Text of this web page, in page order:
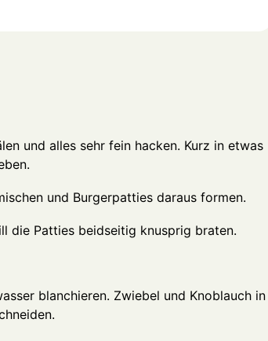
und alles sehr fein hacken. Kurz in etwas
und Burgerpatties daraus formen.
die Patties beidseitig knusprig braten.
blanchieren. Zwiebel und Knoblauch in